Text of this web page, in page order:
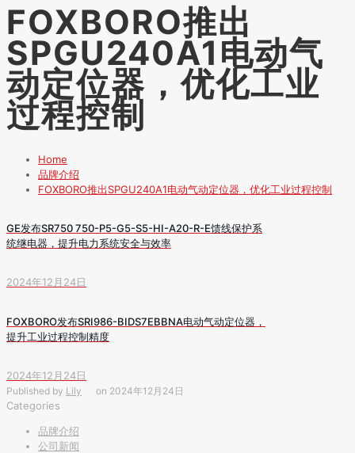
FOXBORO推出
SPGU240A1电动气
动定位器，优化工业
过程控制
Home
品牌介绍
FOXBORO推出SPGU240A1电动气动定位器，优化工业过程控制
GE发布SR750 750-P5-G5-S5-HI-A20-R-E馈线保护系
统继电器，提升电力系统安全与效率
2024年12月24日
FOXBORO发布SRI986-BIDS7EBBNA电动气动定位器，
提升工业过程控制精度
2024年12月24日
Published by Lily on 2024年12月24日
Categories
品牌介绍
公司新闻